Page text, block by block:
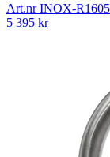
Art.nrINOX-R1605
5 395 kr